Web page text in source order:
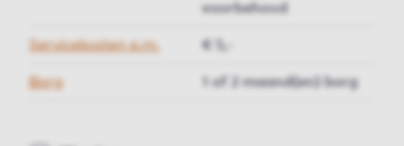
voorbehoud
Servicekosten p.m. € 5,-
Borg 1 of 2 maand(en) borg